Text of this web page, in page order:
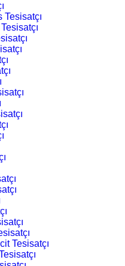
Tesisatçı
Tesisatçı